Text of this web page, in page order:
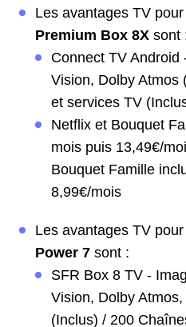
Les avantages TV
Premium Box 8X sont
Connect TV
Vision, Dolby Atmos
et services TV
Netflix et Bouquet
mois puis 13,49€/
Bouquet Famille
8,99€/mois
Les avantages TV
Power 7 sont :
SFR Box 8 TV -
Vision, Dolby
(Inclus) / 200